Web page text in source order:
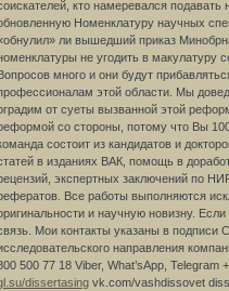
кто намеревался
Номенклатуру научных
ли вышедший приказ
не угодить в макулатуру
много и они будут
этой области. Мы
от суеты вызванной этой
со стороны, потому что Вы
состоит из кандидатов и
в изданиях ВАК, помощь в
экспертных заключений по
Все работы выполняются
и научную новизну.
Мои контакты указаны в
направления
500 77 18 Viber, What’sApp,
dissertasing vk.com/vashdissovet